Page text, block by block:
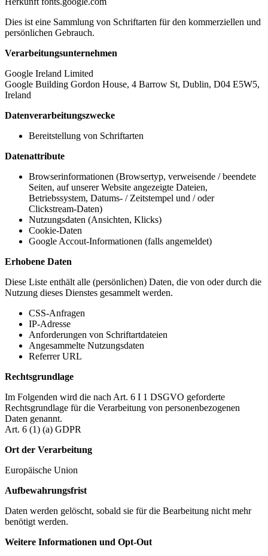
Dies ist eine Sammlung von Schriftarten für den kommerziellen und
persönlichen Gebrauch.
Verarbeitungsunternehmen
Google Ireland Limited
Google Building Gordon House, 4 Barrow St, Dublin, D04 E5W5,
Ireland
Datenverarbeitungszwecke
Bereitstellung von Schriftarten
Datenattribute
Browserinformationen (Browsertyp, verweisende / beendete
Seiten, auf unserer Website angezeigte Dateien,
Betriebssystem, Datums- / Zeitstempel und / oder
Clickstream-Daten)
Nutzungsdaten (Ansichten, Klicks)
Cookie-Daten
Google Accout-Informationen (falls angemeldet)
Erhobene Daten
Diese Liste enthält alle (persönlichen) Daten, die von oder durch die
Nutzung dieses Dienstes gesammelt werden.
CSS-Anfragen
IP-Adresse
Anforderungen von Schriftartdateien
Angesammelte Nutzungsdaten
Referrer URL
Rechtsgrundlage
Im Folgenden wird die nach Art. 6 I 1 DSGVO geforderte
Rechtsgrundlage für die Verarbeitung von personenbezogenen
Daten genannt.
Art. 6 (1) (a) GDPR
Ort der Verarbeitung
Europäische Union
Aufbewahrungsfrist
Daten werden gelöscht, sobald sie für die Bearbeitung nicht mehr
benötigt werden.
Weitere Informationen und Opt-Out